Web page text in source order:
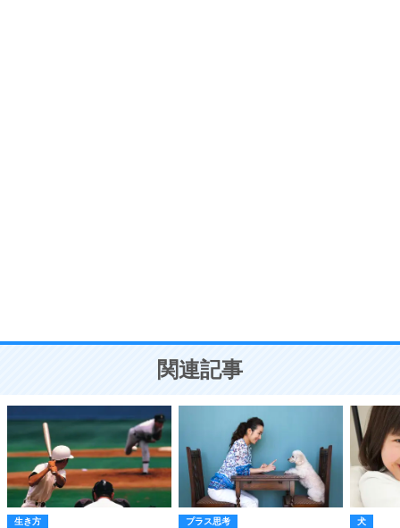
ことが大切。
関連記事
生き方 プラス思考 犬